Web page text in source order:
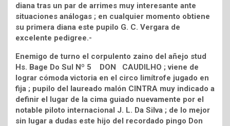
diana tras un par de arrimes muy interesante ante
situaciones análogas ; en cualquier momento obtiene
su primera diana este pupilo G. C. Vergara de
excelente pedigree.-
Enemigo de turno el corpulento zaino del añejo stud
Hs. Bage Do Sul Nº 5 DON CAUDILHO ; viene de
lograr cómoda victoria en el circo limítrofe jugado en
fija ; pupilo del laureado malón CINTRA muy indicado a
definir el lugar de la cima guiado nuevamente por el
notable piloto internacional J. L. Da Silva ; de lo mejor
sin lugar a dudas este hijo del recordado pingo Don